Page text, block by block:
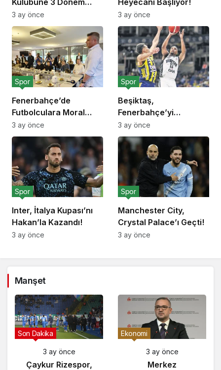
Kulübüne 3 Dönem
Transfer Yasağı!
3 ay önce
Heyecanı Başlıyor!
3 ay önce
Fenerbahçe’de
Futbolculara Moral
Yemeği!
Spor
3 ay önce
Beşiktaş,
Fenerbahçe’yi
Deplasmanda Yendi!
Spor
3 ay önce
Inter, İtalya Kupası’nı
Hakan’la Kazandı!
Spor
3 ay önce
Manchester City,
Crystal Palace’ı Geçti!
Spor
3 ay önce
Manşet
Gündem
3 ay önce
Yunanistan’da
Son Dakika
3 ay önce
Çaykur Rizespor,